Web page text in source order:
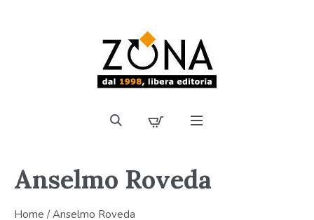
Anselmo Roveda
Home / Anselmo Roveda